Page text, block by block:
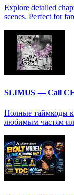
Explore detailed
scenes. Perfect for
SLIMUS — Call
Полные таймкоды к
любимым частям